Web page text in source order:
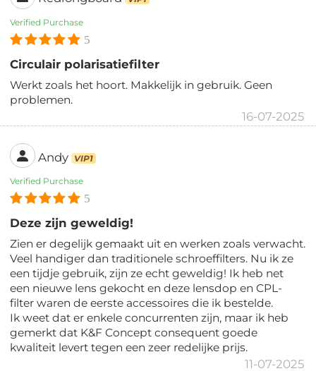
Verified Purchase
5
Circulair polarisatiefilter
Werkt zoals het hoort. Makkelijk in gebruik. Geen
problemen.
16-07-2025
Andy VIP1
Verified Purchase
5
Deze zijn geweldig!
Zien er degelijk gemaakt uit en werken zoals verwacht.
Veel handiger dan traditionele schroeffilters. Nu ik ze
een tijdje gebruik, zijn ze echt geweldig! Ik heb net
een nieuwe lens gekocht en deze lensdop en CPL-
filter waren de eerste accessoires die ik bestelde.
Ik weet dat er enkele concurrenten zijn, maar ik heb
gemerkt dat K&F Concept consequent goede
kwaliteit levert tegen een zeer redelijke prijs.
11-07-2025